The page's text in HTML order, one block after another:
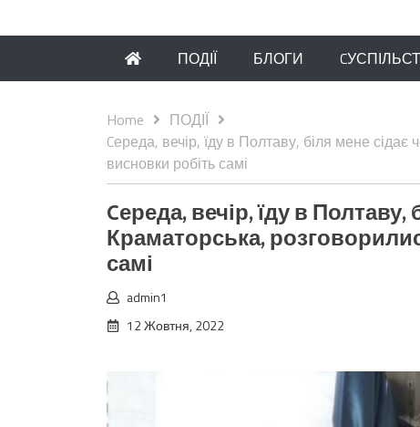
ПОДІЇ БЛОГИ
Home
ПОДІЇ
Cереда, вечір, їду в Полтаву, біля мене сідає
висновки робіть самі
Cереда, вечір, їду в Полтаву,
Краматорська,
самі
admin1
12 Жовтня, 2022